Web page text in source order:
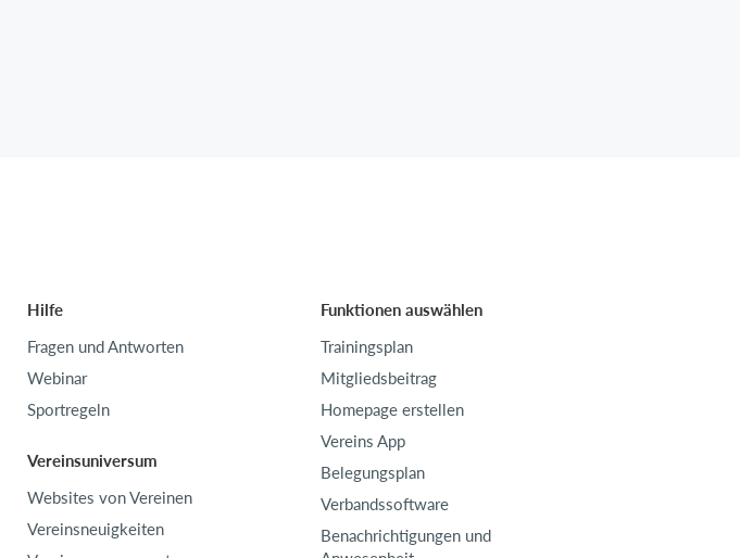
Hilfe
Fragen und Antworten
Webinar
Sportregeln
Vereinsuniversum
Websites von Vereinen
Vereinsneuigkeiten
Funktionen auswählen
Trainingsplan
Mitgliedsbeitrag
Homepage erstellen
Vereins App
Belegungsplan
Verbandssoftware
Benachrichtigungen und